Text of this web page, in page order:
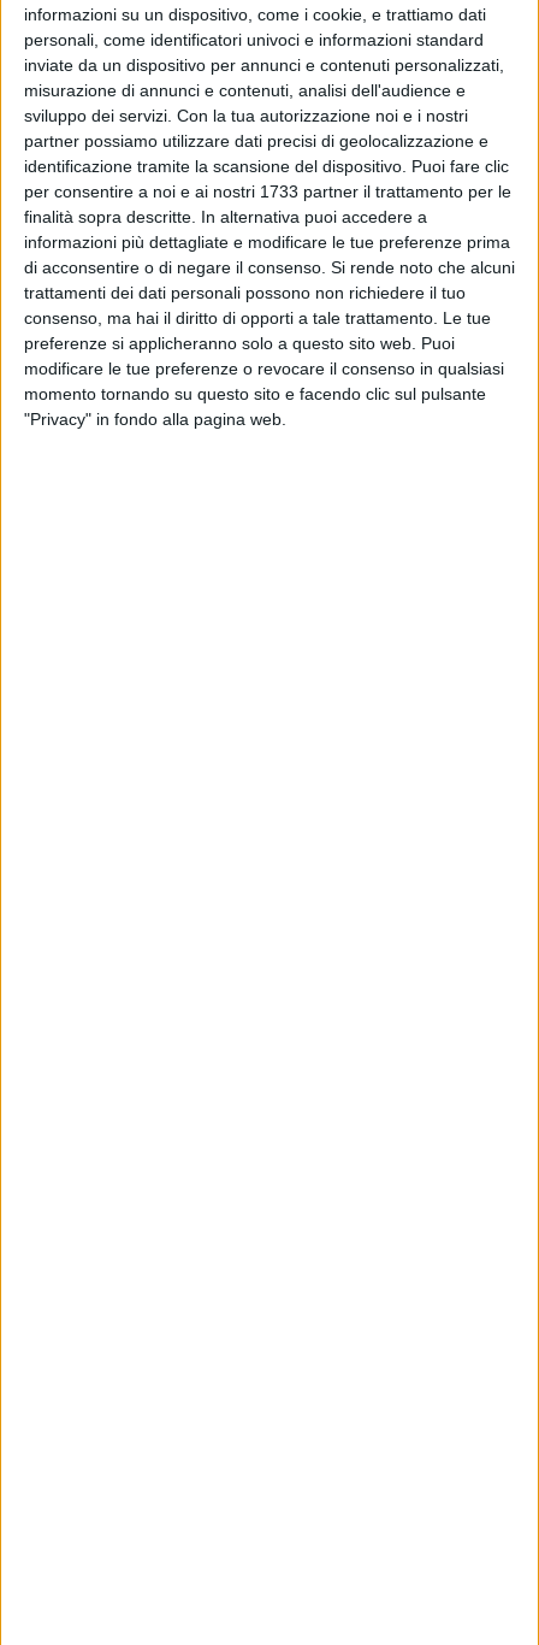
informazioni su un dispositivo, come i cookie, e trattiamo dati
personali, come identificatori univoci e informazioni standard
inviate da un dispositivo per annunci e contenuti personalizzati,
misurazione di annunci e contenuti, analisi dell'audience e
sviluppo dei servizi. Con la tua autorizzazione noi e i nostri
partner possiamo utilizzare dati precisi di geolocalizzazione e
identificazione tramite la scansione del dispositivo. Puoi fare clic
per consentire a noi e ai nostri 1733 partner il trattamento per le
finalità sopra descritte. In alternativa puoi accedere a
informazioni più dettagliate e modificare le tue preferenze prima
di acconsentire o di negare il consenso. Si rende noto che alcuni
trattamenti dei dati personali possono non richiedere il tuo
consenso, ma hai il diritto di opporti a tale trattamento. Le tue
preferenze si applicheranno solo a questo sito web. Puoi
modificare le tue preferenze o revocare il consenso in qualsiasi
momento tornando su questo sito e facendo clic sul pulsante
"Privacy" in fondo alla pagina web.
4
Domenica 2 novembre, questa è la data del concerto che
verrà ospitato dalla Chiesa di Sant'Andrea a Barletta. Il titolo
è "DAL PROFONDO...", un concerto di musica sacra
ortodossa tenuto dal Gruppo vocale "LIBERO" di Leskovac
(Serbia).
La chiesa alle ore 20.00 aprirà le sue porte a chiunque voglia
prendervi parte; l'iniziativa conferma la fratellanza tra i